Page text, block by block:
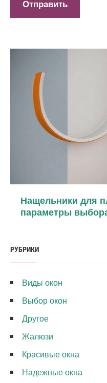
Нащельники для
параметры
РУБРИКИ
Виды окон
Выбор окон
Другое
Жалюзи
Красивые окна
Надежные окна